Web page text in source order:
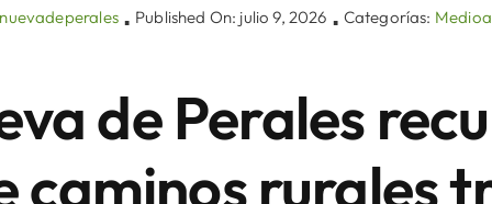
▪ Published On: julio 9, 2026 ▪ Categorías:
de Perales
caminos rurales